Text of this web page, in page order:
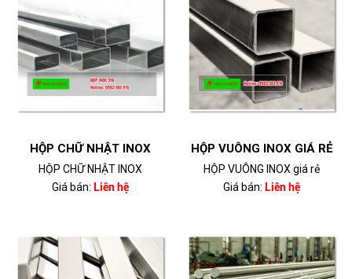
HỘP CHỮ NHẬT INOX
HỘP CHỮ NHẬT INOX
Giá bán: Liên hệ
HỘP VUÔNG INOX GIÁ RẺ
HỘP VUÔNG INOX giá rẻ
Giá bán: Liên hệ